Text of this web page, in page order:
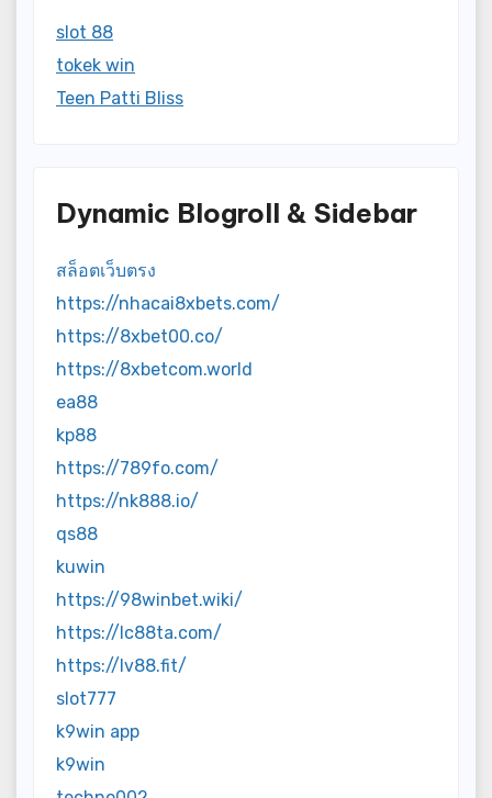
slot 88
tokek win
Teen Patti Bliss
Dynamic Blogroll & Sidebar
สล็อตเว็บตรง
https://nhacai8xbets.com/
https://8xbet00.co/
https://8xbetcom.world
ea88
kp88
https://789fo.com/
https://nk888.io/
qs88
kuwin
https://98winbet.wiki/
https://lc88ta.com/
https://lv88.fit/
slot777
k9win app
k9win